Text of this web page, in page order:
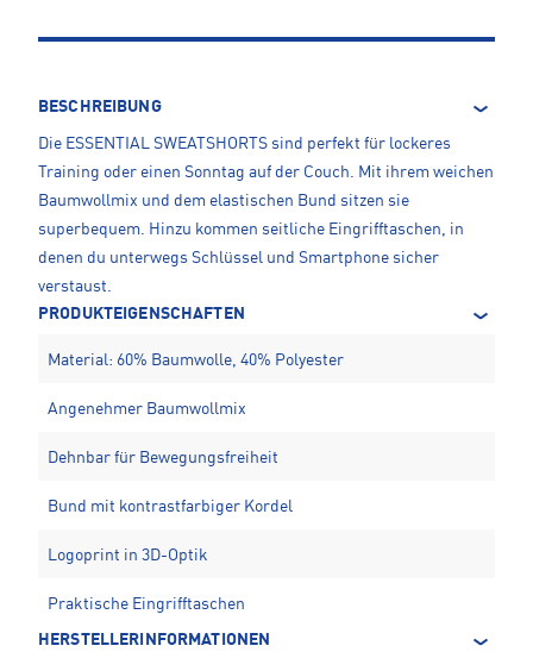
BESCHREIBUNG
Die ESSENTIAL SWEATSHORTS sind perfekt für lockeres
Training oder einen Sonntag auf der Couch. Mit ihrem weichen
Baumwollmix und dem elastischen Bund sitzen sie
superbequem. Hinzu kommen seitliche Eingrifftaschen, in
denen du unterwegs Schlüssel und Smartphone sicher
verstaust.
PRODUKTEIGENSCHAFTEN
Material: 60% Baumwolle, 40% Polyester
Angenehmer Baumwollmix
Dehnbar für Bewegungsfreiheit
Bund mit kontrastfarbiger Kordel
Logoprint in 3D-Optik
Praktische Eingrifftaschen
HERSTELLERINFORMATIONEN